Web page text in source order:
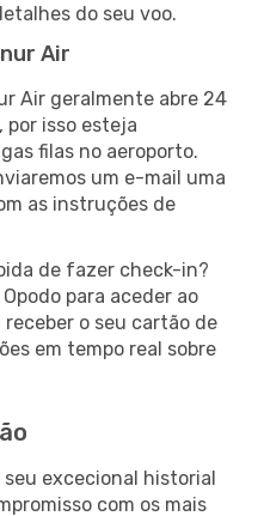
do seu voo.
Air
Air geralmente abre 24
por isso esteja
filas no aeroporto.
um e-mail uma
as instruções de
de fazer check-in?
para aceder ao
o seu cartão de
em tempo real sobre
excecional historial
com os mais